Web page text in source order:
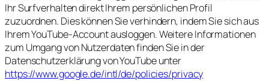
Ihr Surfverhalten direkt Ihrem persönlichen Profil
zuzuordnen. Dies können Sie verhindern, indem Sie sich aus
Ihrem YouTube-Account ausloggen. Weitere Informationen
zum Umgang von Nutzerdaten finden Sie in der
Datenschutzerklärung von YouTube unter
https://www.google.de/intl/de/policies/privacy